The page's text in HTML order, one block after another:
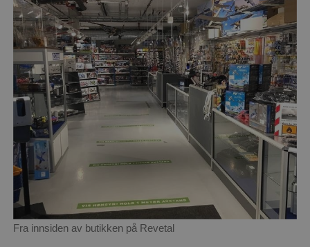
Fra innsiden av butikken på Revetal